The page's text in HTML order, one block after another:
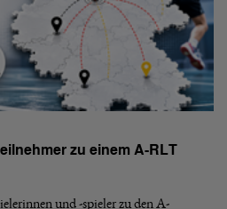
zu einem A-RLT
und -spieler zu den A-